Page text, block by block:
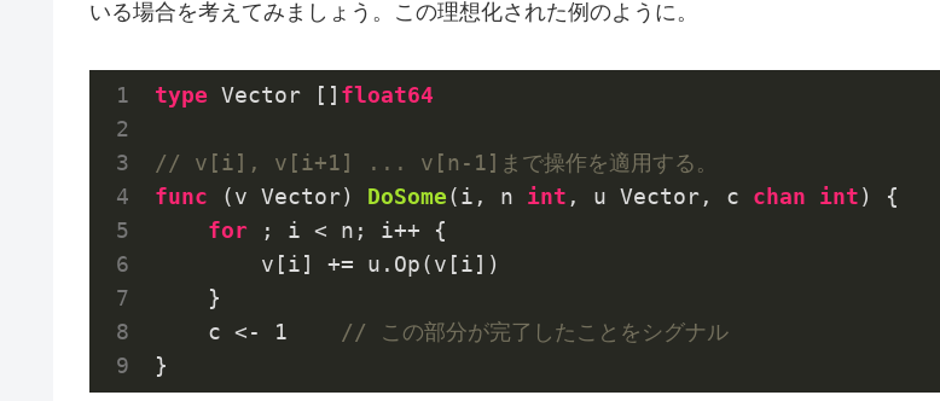
いる場合を考えてみましょう。この理想化された例のように。
type Vector [] float64
// v[i], v[i+1] ... v[n-1]まで操作を適用する。
func
(v Vector) DoSome(i, n int , u Vector, c chan int)
{
for ; i < n; i++ {
        v[i] += u.Op(v[i])
    }
    c <-
1
// この部分が完了したことをシグナル